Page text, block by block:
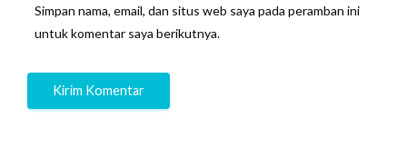
Simpan nama, email, dan situs web saya pada peramban ini
untuk komentar saya berikutnya.